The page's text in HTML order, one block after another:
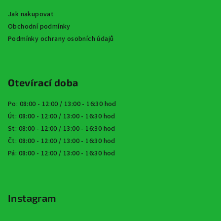
Jak nakupovat
Obchodní podmínky
Podmínky ochrany osobních údajů
Otevírací doba
Po: 08:00 - 12:00 / 13:00 - 16:30 hod
Út: 08:00 - 12:00 / 13:00 - 16:30 hod
St: 08:00 - 12:00 / 13:00 - 16:30 hod
Čt: 08:00 - 12:00 / 13:00 - 16:30 hod
Pá: 08:00 - 12:00 / 13:00 - 16:30 hod
Instagram